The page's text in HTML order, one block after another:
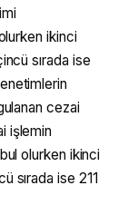
ikinci
sırada ise
cezai
işlemin
olurken ikinci
sırada ise 211